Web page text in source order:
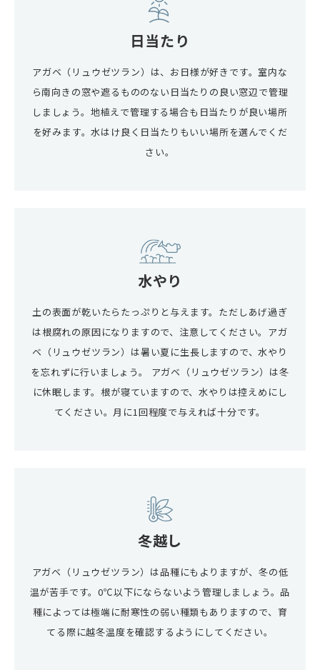
日当たり
アガベ（リュウゼツラン）は、お日様が好きです。室内な
ら南向きの窓や遮るもののない日当たりの良い窓辺で管理
しましょう。地植えで管理する場合も日当たりが良い場所
を好みます。水はけ良く日当たりもいい場所を選んでくだ
さい。
水やり
土の表面が乾いたらたっぷりと与えます。ただしあげ過ぎ
は根腐れの原因になりますので、注意してください。アガ
ベ（リュウゼツラン）は暑い夏に生長しますので、水やり
を忘れずに行いましょう。 アガベ（リュウゼツラン）は冬
に休眠します。根が寝ていますので、水やりは控えめにし
てください。月に1回程度で与えれば十分です。
冬越し
アガベ（リュウゼツラン）は品種にもよりますが、冬の低
温が苦手です。0℃以下にならないよう管理しましょう。品
種によっては極端に耐寒性の弱い種類もありますので、育
てる際に越冬温度を確認するようにしてください。